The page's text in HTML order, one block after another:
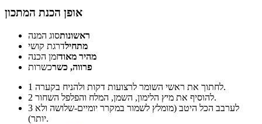
אופן הכנת המתכון
ראשונותסוג המנה
מתחילדרגת קושי
מהיר מאודזמן הכנה
פרווה, כשרכשרות
1
לחתוך את ראשי השומר לרצועות דקות ולהניח בקערה.
2
להוסיף את מיץ הלימון, השמן, המלח והפלפל השחור.
3
יותר).